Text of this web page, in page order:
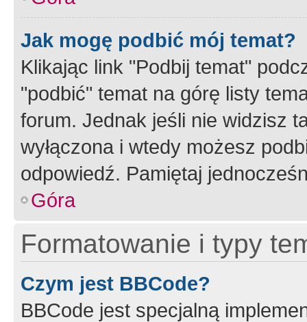
Jak mogę podbić mój temat?
Klikając link "Podbij temat"
"podbić" temat na górę listy
forum. Jednak jeśli nie widzisz
wyłączona i wtedy możesz
odpowiedź. Pamiętaj
Góra
Formatowanie i typy
Czym jest BBCode?
BBCode jest specjalną